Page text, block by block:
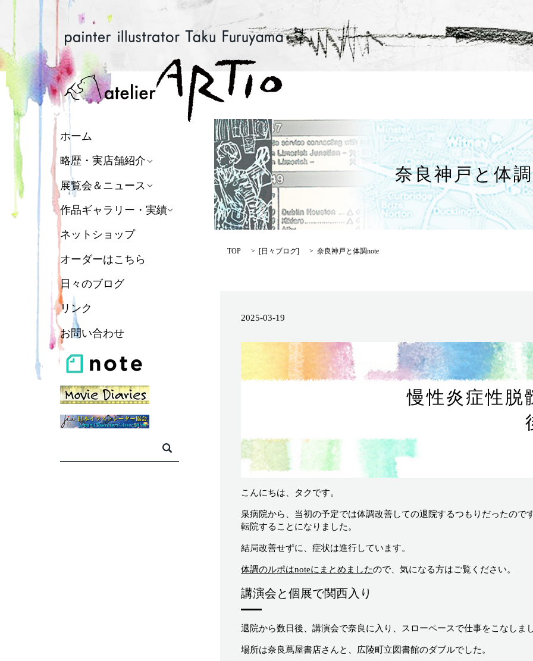
ホーム
略歴・実店舗紹介
展覧会＆ニュース
作品ギャラリー・実績
ネットショップ
オーダーはこちら
日々のブログ
リンク
お問い合わせ
奈良神戸と体
TOP [日々ブログ] 奈良神戸と体調note
2025-03-19
慢性炎症性脱
こんにちは、タクです。
泉病院から、当初の予定では体調改善しての退院するつもりだったの
転院することになりました。
結局改善せずに、症状は進行しています。
体調のルポはnoteにまとめましたので、気になる方はご覧ください。
講演会と個展で関西入り
退院から数日後、講演会で奈良に入り、スローペースで仕事をこなしま
場所は奈良蔦屋書店さんと、広陵町立図書館のダブルでした。